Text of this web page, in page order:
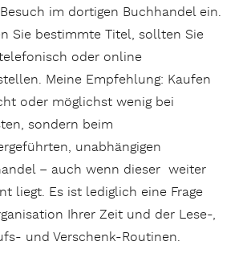
im dortigen Buchhandel ein.
Sie bestimmte Titel, sollten Sie
oder online
Meine Empfehlung: Kaufen
oder möglichst wenig bei
sondern beim
unabhängigen
– auch wenn dieser weiter
liegt. Es ist lediglich eine Frage
Ihrer Zeit und der Lese-,
und Verschenk-Routinen.